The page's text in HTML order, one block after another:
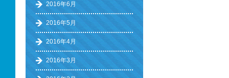
2016年6月
2016年5月
2016年4月
2016年3月